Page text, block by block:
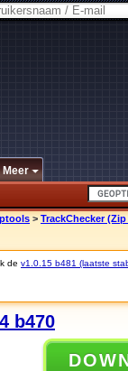
Meer
> TrackChecker
de v1.0.15 b481 (laatste
b470